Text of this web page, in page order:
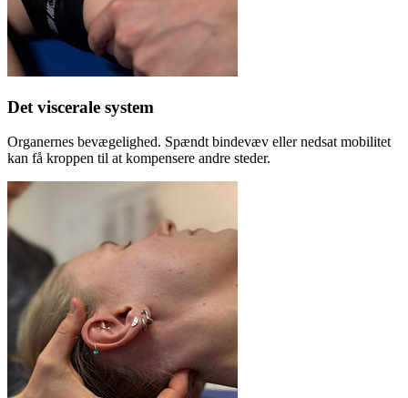
Det viscerale system
Organernes bevægelighed. Spændt bindevæv eller nedsat mobilitet
kan få kroppen til at kompensere andre steder.